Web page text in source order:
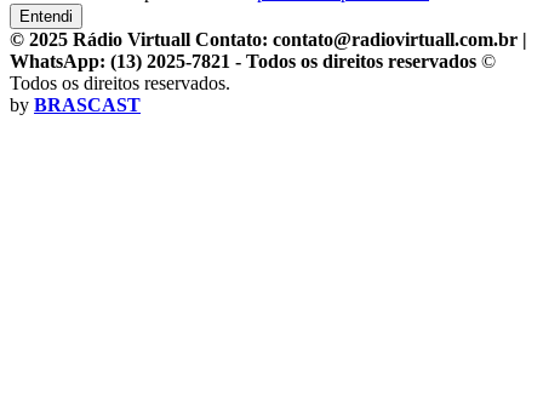
Entendi
© 2025 Rádio Virtuall Contato: contato@radiovirtuall.com.br |
WhatsApp: (13) 2025-7821 - Todos os direitos reservados ©
Todos os direitos reservados.
by BRASCAST